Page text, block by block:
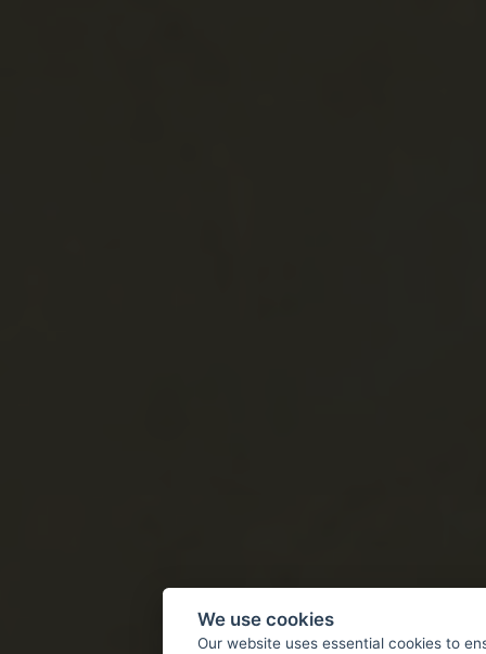
We use cookies
Our website uses essential cookies to